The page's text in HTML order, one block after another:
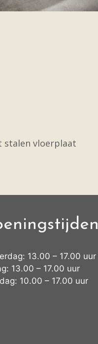
stalen vloerplaat
13.00 – 17.00 uur
13.00 – 17.00 uur
10.00 – 17.00 uur